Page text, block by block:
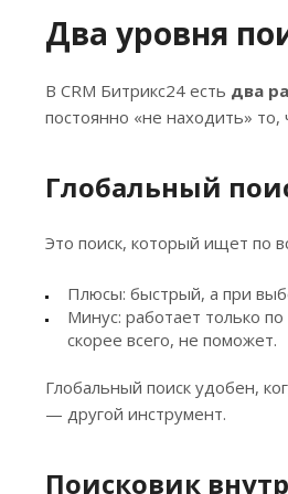
Два уровня
В CRM Битрикс24 есть два
постоянно «не находить» то,
Глобальный
Это поиск, который ищет по
Плюсы: быстрый, а при
Минус: работает только
скорее всего, не поможет.
Глобальный поиск удобен,
— другой инструмент.
Поисковик